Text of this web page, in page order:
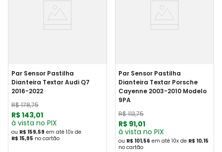
Par Sensor Pastilha
Dianteira Textar Audi Q7
2016-2022
R$178,75
R$143,01
à vista no PIX
ou R$ 159,59 em até 10x de
R$ 15,95 no cartão
Par Sensor Pastilha
Dianteira Textar Porsche
Cayenne 2003-2010 Modelo
9PA
R$113,75
R$ 91,01
à vista no PIX
ou R$ 101,56 em até 10x de R$ 10,15
no cartão